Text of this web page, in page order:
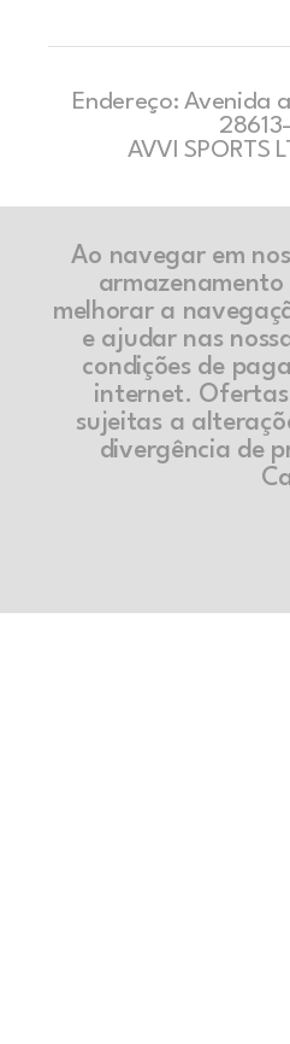
Endereço: Avenida
AVVI SPORTS
Ao navegar em
armazenamento
melhorar a
e ajudar nas
condições de
internet.
sujeitas a
divergência de